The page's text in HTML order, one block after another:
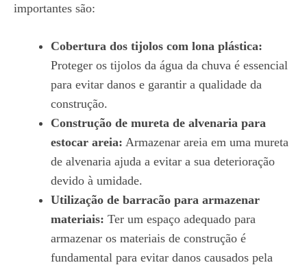
importantes são:
Cobertura dos tijolos com lona plástica:
Proteger os tijolos da água da chuva é essencial
para evitar danos e garantir a qualidade da
construção.
Construção de mureta de alvenaria para
estocar areia: Armazenar areia em uma mureta
de alvenaria ajuda a evitar a sua deterioração
devido à umidade.
Utilização de barracão para armazenar
materiais: Ter um espaço adequado para
armazenar os materiais de construção é
fundamental para evitar danos causados pela